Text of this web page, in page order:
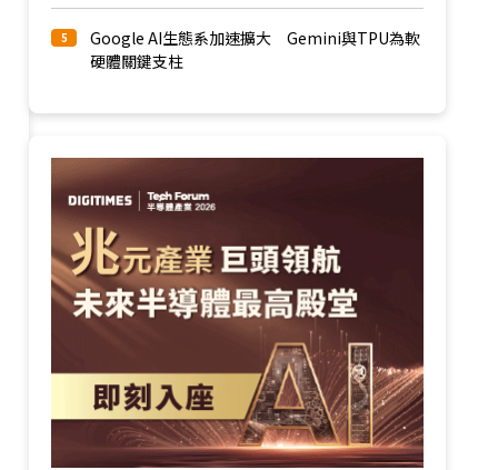
5
Google AI生態系加速擴大 Gemini與TPU為軟
硬體關鍵支柱